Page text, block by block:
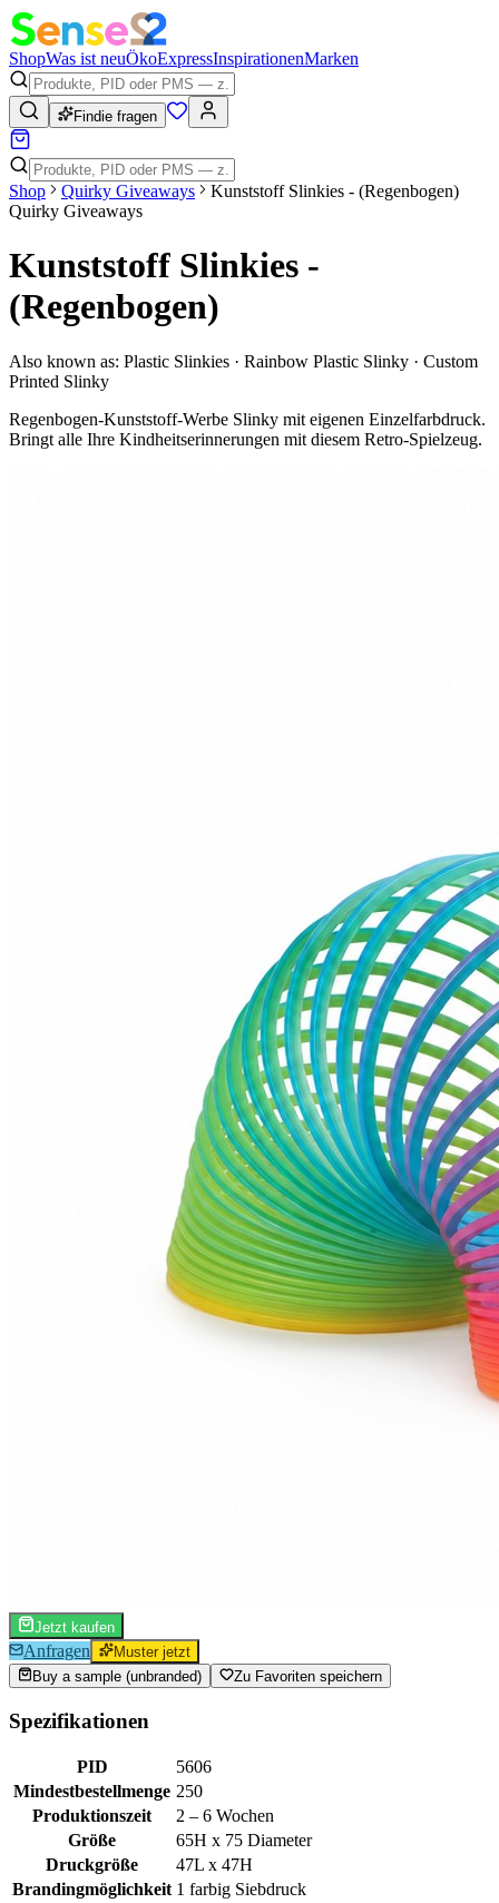
ShopWas ist neuÖkoExpressInspirationenMarken
Findie fragen
Shop Quirky Giveaways
Kunststoff Slinkies - (Regenbogen)
Quirky Giveaways
Kunststoff Slinkies -
(Regenbogen)
Also known as: Plastic Slinkies · Rainbow Plastic Slinky · Custom
Printed Slinky
Regenbogen-Kunststoff-Werbe Slinky mit eigenen Einzelfarbdruck.
Bringt alle Ihre Kindheitserinnerungen mit diesem Retro-Spielzeug.
Jetzt kaufen
Anfragen
Muster jetzt
Buy a sample (unbranded)
Zu Favoriten speichern
Spezifikationen
PID
5606
Mindestbestellmenge 250
Produktionszeit
2 – 6 Wochen
Größe
65H x 75 Diameter
Druckgröße
47L x 47H
Brandingmöglichkeit 1 farbig Siebdruck